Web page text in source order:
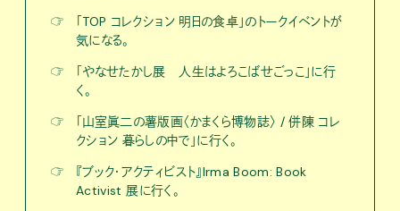
☞
「TOP コレクション 明日の食卓」のトークイベントが
気になる。
☞
「やなせたかし展 人生はよろこばせごっこ」に行
く。
☞
「山室眞二の薯版画〈かまくら博物誌〉 / 併陳 コレ
クション 暮らしの中で」に行く。
☞
『ブック・アクティビスト』Irma Boom: Book
Activist 展に行く。